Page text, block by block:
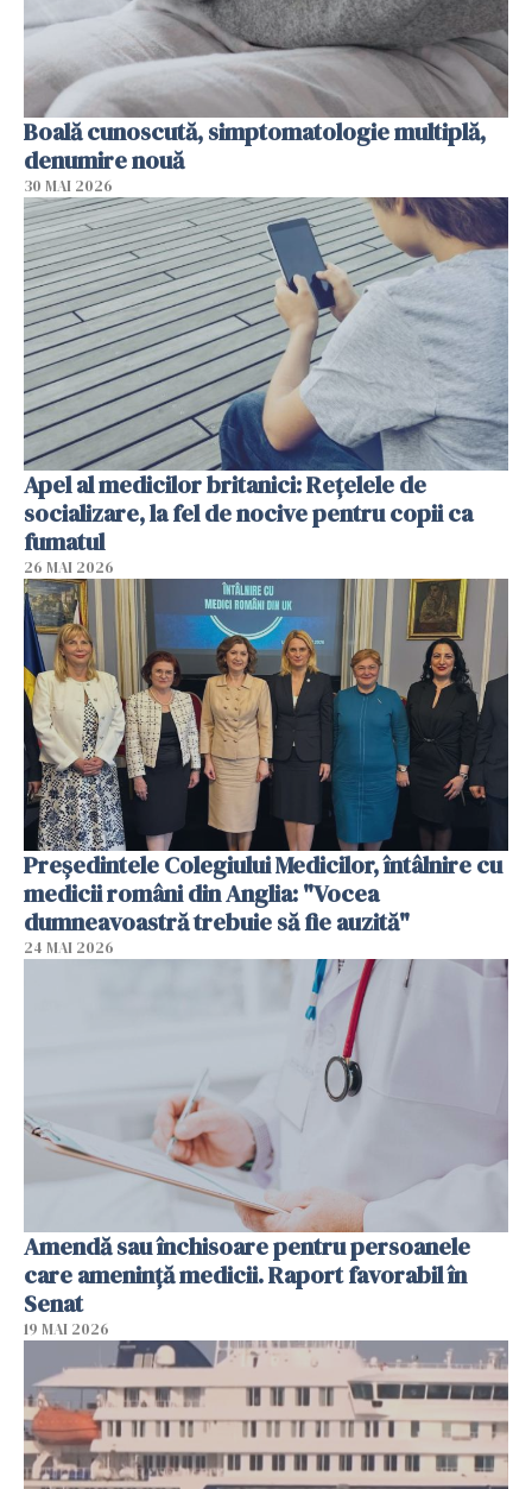
Boală cunoscută, simptomatologie multiplă,
denumire nouă
30 MAI 2026
Apel al medicilor britanici: Reţelele de
socializare, la fel de nocive pentru copii ca
fumatul
26 MAI 2026
Președintele Colegiului Medicilor, întâlnire cu
medicii români din Anglia: "Vocea
dumneavoastră trebuie să fie auzită"
24 MAI 2026
Amendă sau închisoare pentru persoanele
care ameninţă medicii. Raport favorabil în
Senat
19 MAI 2026